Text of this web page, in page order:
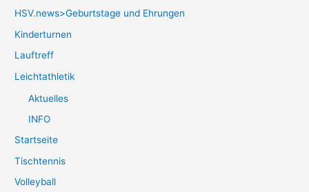
HSV.news>Geburtstage und Ehrungen
Kinderturnen
Lauftreff
Leichtathletik
Aktuelles
INFO
Startseite
Tischtennis
Volleyball